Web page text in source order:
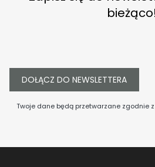
bieżąco!
DOŁĄCZ DO NEWSLETTERA
Twoje dane będą przetwarzane zgodnie